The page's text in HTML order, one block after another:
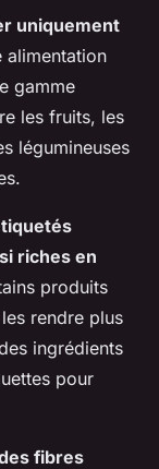
uniquement
alimentation
gamme
les fruits, les
légumineuses
riches en
produits
rendre plus
ingrédients
pour
fibres